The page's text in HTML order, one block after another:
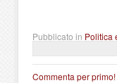
Pubblicato in Politica
Commenta per primo!